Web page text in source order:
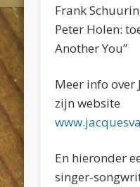
Frank
Peter Holen:
Another You”
Meer info over
zijn website
En hieronder
singer-